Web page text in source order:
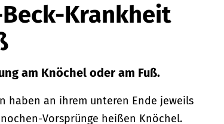
Beck-Krankheit
am Knöchel oder am Fuß.
haben an ihrem unteren Ende jeweils
Vorsprünge heißen Knöchel.